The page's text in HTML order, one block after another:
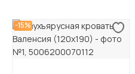
-15%